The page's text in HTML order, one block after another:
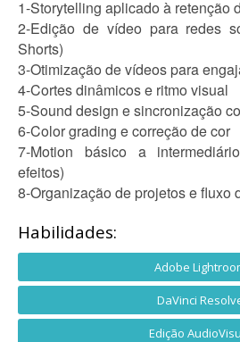
1-Storytelling aplicado à retenção
2-Edição de vídeo para redes
Shorts)
3-Otimização de vídeos para
4-Cortes dinâmicos e ritmo visual
5-Sound design e sincronização
6-Color grading e correção de cor
7-Motion básico a
efeitos)
8-Organização de projetos e fluxo
Habilidades:
Adobe
DaVinci
Edição